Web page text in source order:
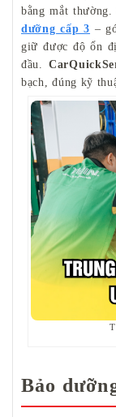
bằng mắt
dưỡng cấp 3 –
giữ được độ ổn
đầu.
bạch, đúng kỹ
Bảo